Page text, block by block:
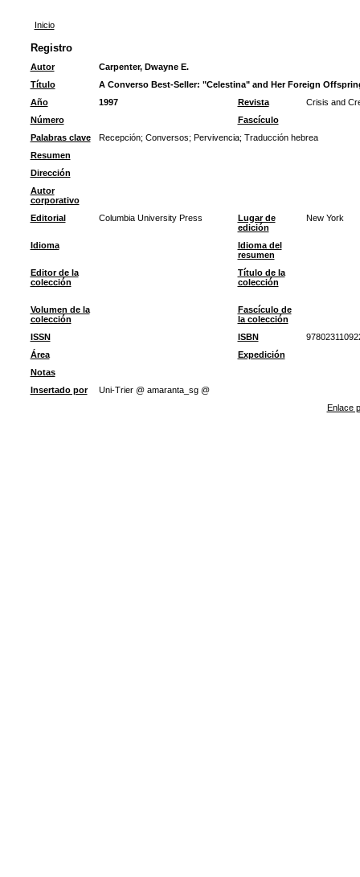
Inicio
Registro
Autor
Carpenter, Dwayne E.
Título
A Converso Best-Seller: "Celestina" and Her Foreign
Año
1997 Revista
Crisis and
Número
Fascículo
Palabras clave
Recepción; Conversos; Pervivencia; Traducción hebrea
Resumen
Dirección
Autor
corporativo
Editorial
Columbia University Press
Lugar de
edición
New York
Idioma
Idioma del
resumen
Editor de la
colección
Título de la
colección
Volumen de la
colección
Fascículo de
la colección
ISSN
ISBN
Área
Expedición
Notas
Insertado por
Uni-Trier @ amaranta_sg @
Enlace